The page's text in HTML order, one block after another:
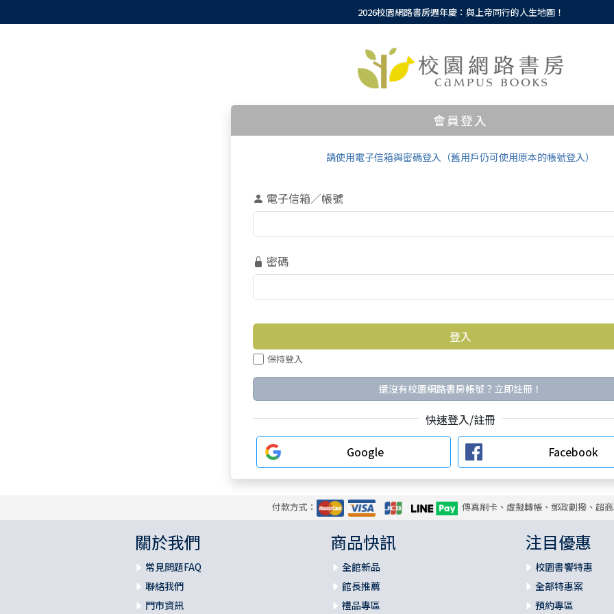
2026校園網路書房週年慶：與上帝同行的人生地圖！
會員登入
請使用電子信箱與密碼登入（舊用戶仍可使用原本的帳號登入）
電子信箱／帳號
密碼
保持登入
還沒有校園網路書房帳號？立即註冊！
快速登入/註冊
Google
Facebook
付款方式： 傳真刷卡、虛擬轉帳、郵政劃撥、超
關於我們
常見問題FAQ
聯絡我們
門市資訊
商品快訊
全館新品
館長推薦
禮品專區
注目優惠
校園書饗特惠
全部特惠案
預約專區